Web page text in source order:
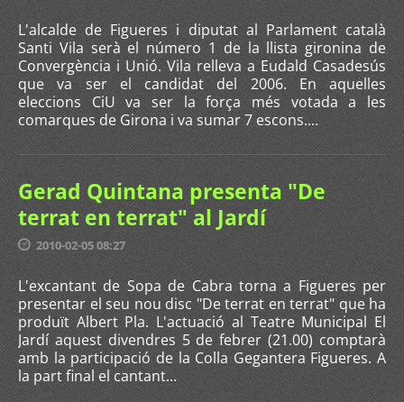
L'alcalde de Figueres i diputat al Parlament català
Santi Vila serà el número 1 de la llista gironina de
Convergència i Unió. Vila relleva a Eudald Casadesús
que va ser el candidat del 2006. En aquelles
eleccions CiU va ser la força més votada a les
comarques de Girona i va sumar 7 escons....
Gerad Quintana presenta "De
terrat en terrat" al Jardí
2010-02-05 08:27
L'excantant de Sopa de Cabra torna a Figueres per
presentar el seu nou disc "De terrat en terrat" que ha
produït Albert Pla. L'actuació al Teatre Municipal El
Jardí aquest divendres 5 de febrer (21.00) comptarà
amb la participació de la Colla Gegantera Figueres. A
la part final el cantant...